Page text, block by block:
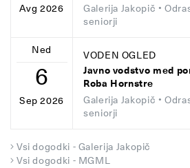
Avg 2026 Galerija Jakopič •
seniorji
Ned
6
Sep 2026
VODEN OGLED
Javno vodstvo med
Roba Hornstre
Galerija Jakopič •
seniorji
Vsi dogodki - Galerija Jakopič
Vsi dogodki - MGML